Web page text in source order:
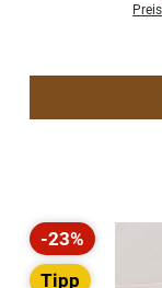
Rabatt
-23%
Tipp